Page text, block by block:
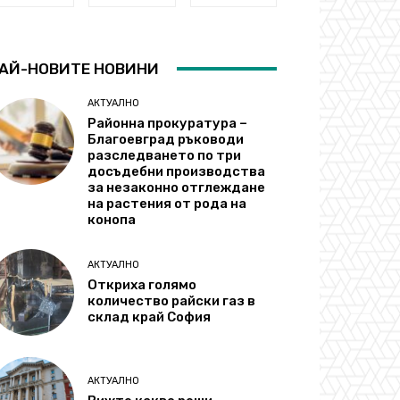
НОВИТЕ НОВИНИ
АКТУАЛНО
Районна прокуратура –
Благоевград ръководи
разследването по три
досъдебни производства
за незаконно отглеждане
на растения от рода на
конопа
АКТУАЛНО
Откриха голямо
количество райски газ в
склад край София
АКТУАЛНО